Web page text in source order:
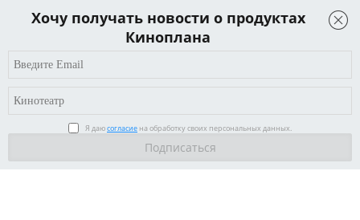
Хочу получать новости о продуктах
Киноплана
Я даюсогласие на обработку своих персональных данных.
Документация по продуктам КИНОПЛАН